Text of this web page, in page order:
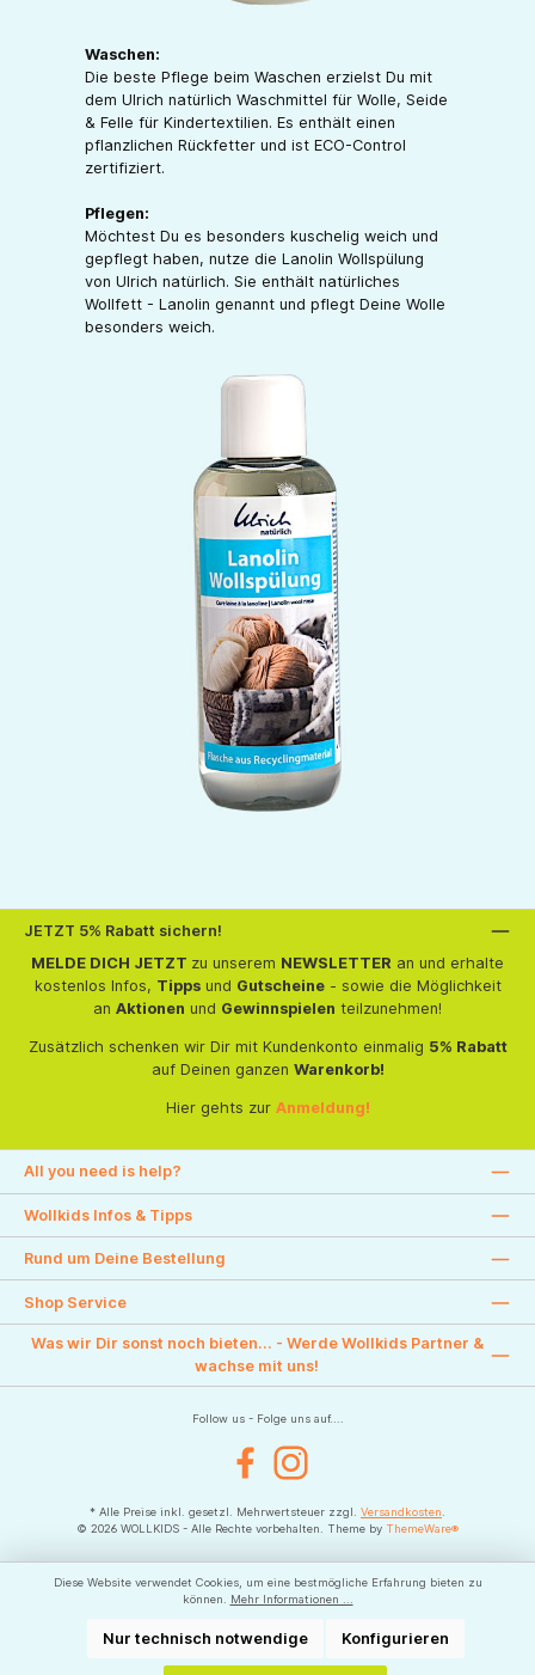
Waschen:
Die beste Pflege beim Waschen erzielst Du mit
dem Ulrich natürlich Waschmittel für Wolle, Seide
& Felle für Kindertextilien. Es enthält einen
pflanzlichen Rückfetter und ist ECO-Control
zertifiziert.
Pflegen:
Möchtest Du es besonders kuschelig weich und
gepflegt haben, nutze die Lanolin Wollspülung
von Ulrich natürlich. Sie enthält natürliches
Wollfett - Lanolin genannt und pflegt Deine Wolle
besonders weich.
JETZT 5% Rabatt sichern!
MELDE DICH JETZT zu unserem NEWSLETTER an und erhalte
kostenlos Infos, Tippsund Gutscheine- sowie die Möglichkeit
an Aktionen und Gewinnspielen teilzunehmen!
Zusätzlich schenken wir Dir mit Kundenkonto einmalig 5% Rabatt
auf Deinen ganzen Warenkorb!
Hier gehts zur Anmeldung!
All you need is help?
Wollkids Infos & Tipps
Rund um Deine Bestellung
Shop Service
Was wir Dir sonst noch bieten... - Werde Wollkids Partner &
wachse mit uns!
Follow us - Folge uns auf....
FacebookInstagram
* Alle Preise inkl. gesetzl. Mehrwertsteuer zzgl. Versandkosten
© 2026 WOLLKIDS - Alle Rechte vorbehalten. Theme by ThemeWare®
Diese Website verwendet Cookies, um eine bestmögliche Erfahrung bieten zu
können.
Mehr Informationen ...
Nur technisch notwendige Konfigurieren